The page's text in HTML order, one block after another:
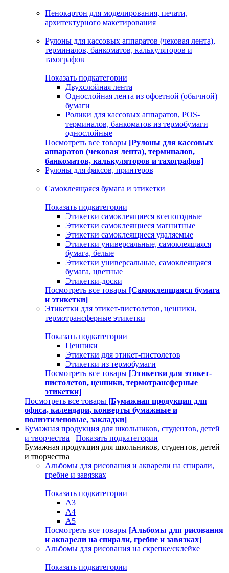
Пенокартон для моделирования, печати,
архитектурного макетирования
Рулоны для кассовых аппаратов (чековая лента),
терминалов, банкоматов, калькуляторов и
тахографов
Показать подкатегории
Двухслойная лента
Однослойная лента из офсетной (обычной)
бумаги
Ролики для кассовых аппаратов, POS-
терминалов, банкоматов из термобумаги
однослойные
Посмотреть все товары [Рулоны для кассовых
аппаратов (чековая лента), терминалов,
банкоматов, калькуляторов и тахографов]
Рулоны для факсов, принтеров
Самоклеящаяся бумага и этикетки
Показать подкатегории
Этикетки самоклеящиеся всепогодные
Этикетки самоклеящиеся магнитные
Этикетки самоклеящиеся удаляемые
Этикетки универсальные, самоклеящаяся
бумага, белые
Этикетки универсальные, самоклеящаяся
бумага, цветные
Этикетки-доски
Посмотреть все товары [Самоклеящаяся бумага
и этикетки]
Этикетки для этикет-пистолетов, ценники,
термотрансферные этикетки
Показать подкатегории
Ценники
Этикетки для этикет-пистолетов
Этикетки из термобумаги
Посмотреть все товары [Этикетки для этикет-
пистолетов, ценники, термотрансферные
этикетки]
Посмотреть все товары [Бумажная продукция для
офиса, календари, конверты бумажные и
полиэтиленовые, закладки]
Бумажная продукция для школьников, студентов, детей
и творчества
Показать подкатегории
Бумажная продукция для школьников, студентов, детей
и творчества
Альбомы для рисования и акварели на спирали,
гребне и завязках
Показать подкатегории
А3
А4
А5
Посмотреть все товары [Альбомы для рисования
и акварели на спирали, гребне и завязках]
Альбомы для рисования на скрепке/склейке
Показать подкатегории